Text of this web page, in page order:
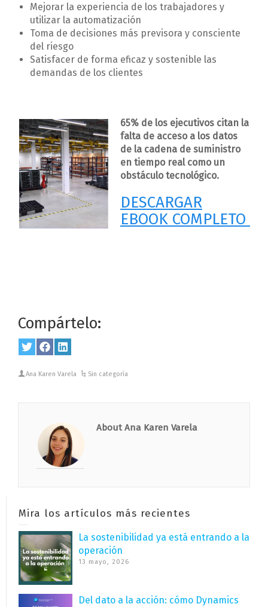
Mejorar la experiencia de los trabajadores y
utilizar la automatización
Toma de decisiones más previsora y consciente
del riesgo
Satisfacer de forma eficaz y sostenible las
demandas de los clientes
65% de los ejecutivos citan la
falta de acceso a los datos
de la cadena de suministro
en tiempo real como un
obstáculo tecnológico.
DESCARGAR
EBOOK COMPLETO
Compártelo:
Share
Twitter
Share
Facebook
Share
LinkedIn
Ana Karen Varela Sin categoría
About Ana Karen Varela
Mira los artículos más recientes
La sostenibilidad ya está entrando a la
operación
13 mayo, 2026
Del dato a la acción: cómo Dynamics